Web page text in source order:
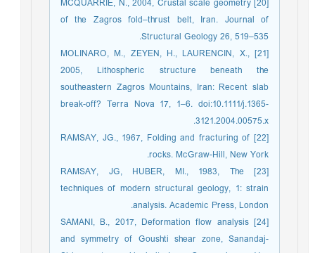
[20] MCQUARRIE, N., 2004, Crustal scale geometry
of the Zagros fold–thrust belt, Iran. Journal of
Structural Geology 26, 519–535.
[21] MOLINARO, M., ZEYEN, H., LAURENCIN, X.,
2005, Lithospheric structure beneath the
southeastern Zagros Mountains, Iran: Recent slab
break-off? Terra Nova 17, 1–6. doi:10.1111/j.1365-
3121.2004.00575.x.
[22] RAMSAY, JG., 1967, Folding and fracturing of
rocks. McGraw-Hill, New York.
[23] RAMSAY, JG, HUBER, MI., 1983, The
techniques of modern structural geology, 1: strain
analysis. Academic Press, London.
[24] SAMANI, B., 2017, Deformation flow analysis
and symmetry of Goushti shear zone, Sanandaj-